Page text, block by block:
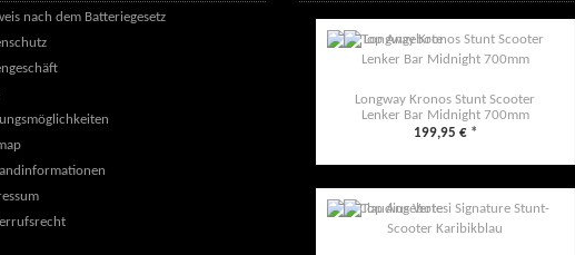
nach dem Batteriegesetz
Longway Kronos Stunt Scooter
Lenker Bar Midnight 700mm
199,95 € *